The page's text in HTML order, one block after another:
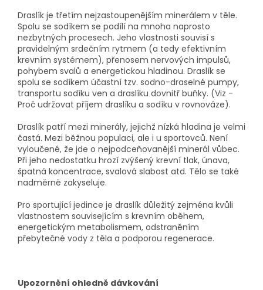
Draslík je třetím nejzastoupenějším minerálem v těle.
Spolu se sodíkem se podílí na mnoha naprosto
nezbytných procesech. Jeho vlastnosti souvisí s
pravidelným srdečním rytmem (a tedy efektivním
krevním systémem), přenosem nervových impulsů,
pohybem svalů a energetickou hladinou. Draslík se
spolu se sodíkem účastní tzv. sodno-draselné pumpy,
transportu sodíku ven a draslíku dovnitř buňky. (Viz -
Proč udržovat příjem draslíku a sodíku v rovnováze).
Draslík patří mezi minerály, jejichž nízká hladina je velmi
častá. Mezi běžnou populaci, ale i u sportovců. Není
vyloučené, že jde o nejpodceňovanější minerál vůbec.
Při jeho nedostatku hrozí zvýšený krevní tlak, únava,
špatná koncentrace, svalová slabost atd. Tělo se také
nadměrně zakyseluje.
Pro sportující jedince je draslík důležitý zejména kvůli
vlastnostem souvisejícím s krevním oběhem,
energetickým metabolismem, odstraněním
přebytečné vody z těla a podporou regenerace.
Upozornění ohledně dávkování